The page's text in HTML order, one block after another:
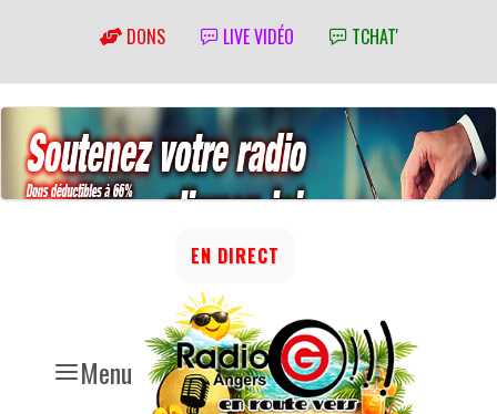
DONS LIVE VIDÉO TCHAT'
Menu
EN DIRECT